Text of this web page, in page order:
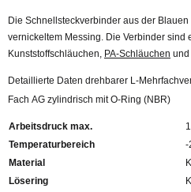
Die Schnellsteckverbinder aus der
vernickeltem Messing. Die Verbinder sind
Kunststoffschläuchen, PA-Schläuchen und
Detaillierte Daten drehbarer L-
Fach AG zylindrisch mit O-Ring (NBR)
Arbeitsdruck max.
Temperaturbereich
-
Material
Lösering